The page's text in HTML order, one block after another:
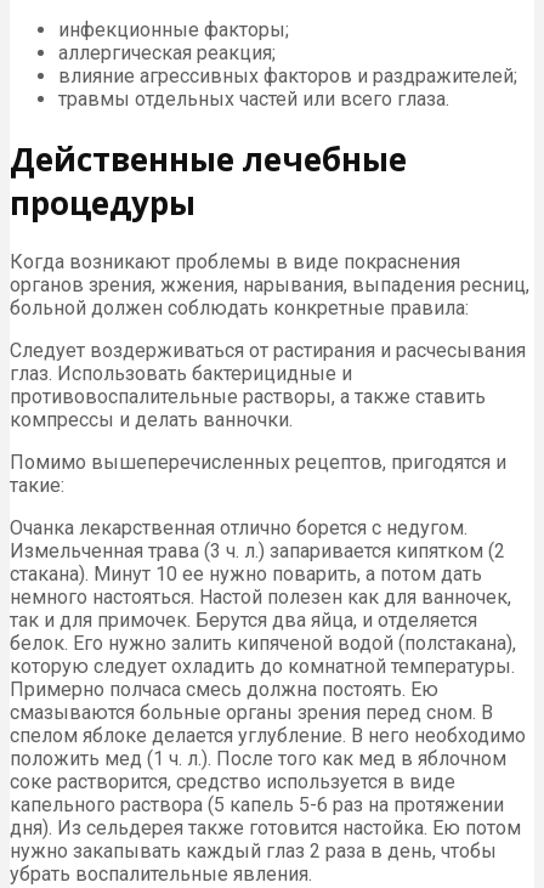
инфекционные факторы;
аллергическая реакция;
влияние агрессивных факторов и раздражителей;
травмы отдельных частей или всего глаза.
Действенные лечебные
процедуры
Когда возникают проблемы в виде покраснения
органов зрения, жжения, нарывания, выпадения ресниц,
больной должен соблюдать конкретные правила:
Следует воздерживаться от растирания и расчесывания
глаз. Использовать бактерицидные и
противовоспалительные растворы, а также ставить
компрессы и делать ванночки.
Помимо вышеперечисленных рецептов, пригодятся и
такие:
Очанка лекарственная отлично борется с недугом.
Измельченная трава (3 ч. л.) запаривается кипятком (2
стакана). Минут 10 ее нужно поварить, а потом дать
немного настояться. Настой полезен как для ванночек,
так и для примочек. Берутся два яйца, и отделяется
белок. Его нужно залить кипяченой водой (полстакана),
которую следует охладить до комнатной температуры.
Примерно полчаса смесь должна постоять. Ею
смазываются больные органы зрения перед сном. В
спелом яблоке делается углубление. В него необходимо
положить мед (1 ч. л.). После того как мед в яблочном
соке растворится, средство используется в виде
капельного раствора (5 капель 5-6 раз на протяжении
дня). Из сельдерея также готовится настойка. Ею потом
нужно закапывать каждый глаз 2 раза в день, чтобы
убрать воспалительные явления.